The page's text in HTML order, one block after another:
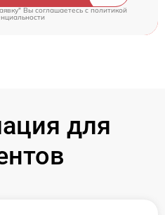
Вы соглашаетесь c политикой
для